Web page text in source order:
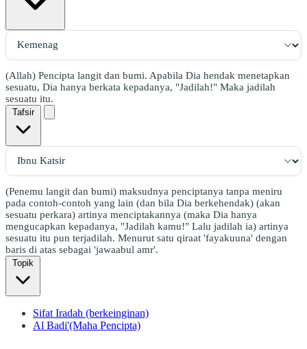
(Allah) Pencipta langit dan bumi. Apabila Dia hendak menetapkan
sesuatu, Dia hanya berkata kepadanya, "Jadilah!" Maka jadilah
sesuatu itu.
Tafsir
(Penemu langit dan bumi) maksudnya penciptanya tanpa meniru
pada contoh-contoh yang lain (dan bila Dia berkehendak) (akan
sesuatu perkara) artinya menciptakannya (maka Dia hanya
mengucapkan kepadanya, "Jadilah kamu!" Lalu jadilah ia) artinya
sesuatu itu pun terjadilah. Menurut satu qiraat 'fayakuuna' dengan
baris di atas sebagai 'jawaabul amr'.
Topik
Sifat Iradah (berkeinginan)
Al Badi'(Maha Pencipta)